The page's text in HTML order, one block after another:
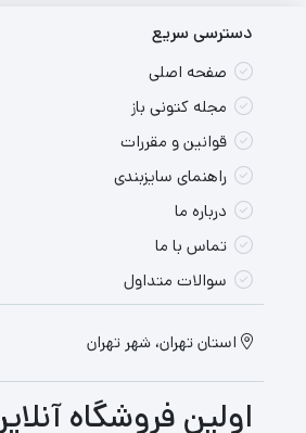
دسترسی سریع
صفحه اصلی
مجله کتونی باز
قوانین و مقررات
راهنمای سایزبندی
درباره ما
تماس با ما
سوالات متداول
استان تهران، شهر تهران
اولین فروشگاه